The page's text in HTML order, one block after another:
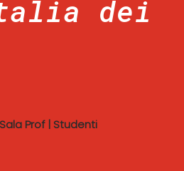
dei
Sala Prof| Studenti